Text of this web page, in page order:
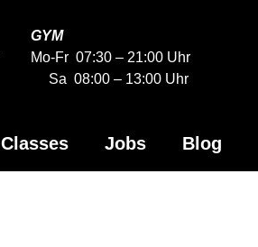
GYM
Mo-Fr 07:30 – 21:00 Uhr
Sa 08:00 – 13:00 Uhr
Classes Jobs Blog